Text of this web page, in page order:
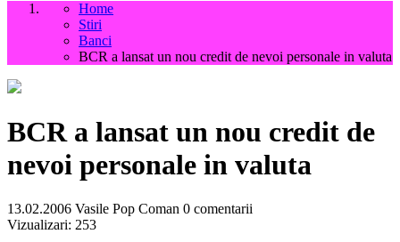
Home
Stiri
Banci
BCR a lansat un nou credit de nevoi personale in valuta
BCR a lansat un nou credit de
nevoi personale in valuta
13.02.2006 Vasile Pop Coman 0 comentarii
Vizualizari: 253